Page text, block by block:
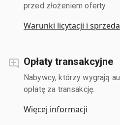
przed złożeniem oferty.
Warunki licytacji i
Opłaty transakcyjne
Nabywcy, którzy wygrają
opłatę za transakcję.
Więcej informacji